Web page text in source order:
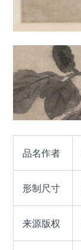
品名作者
形制尺寸
来源版权